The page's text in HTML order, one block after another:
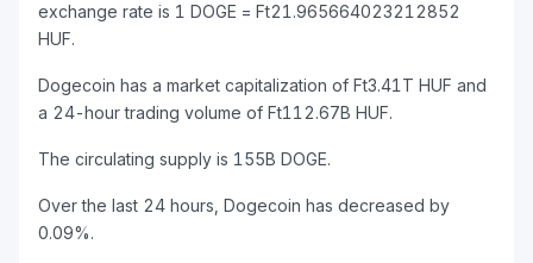
exchange rate is 1 DOGE = Ft21.965664023212852
HUF.
Dogecoin has a market capitalization of Ft3.41T HUF and
a 24-hour trading volume of Ft112.67B HUF.
The circulating supply is 155B DOGE.
Over the last 24 hours, Dogecoin has decreased by
0.09%.